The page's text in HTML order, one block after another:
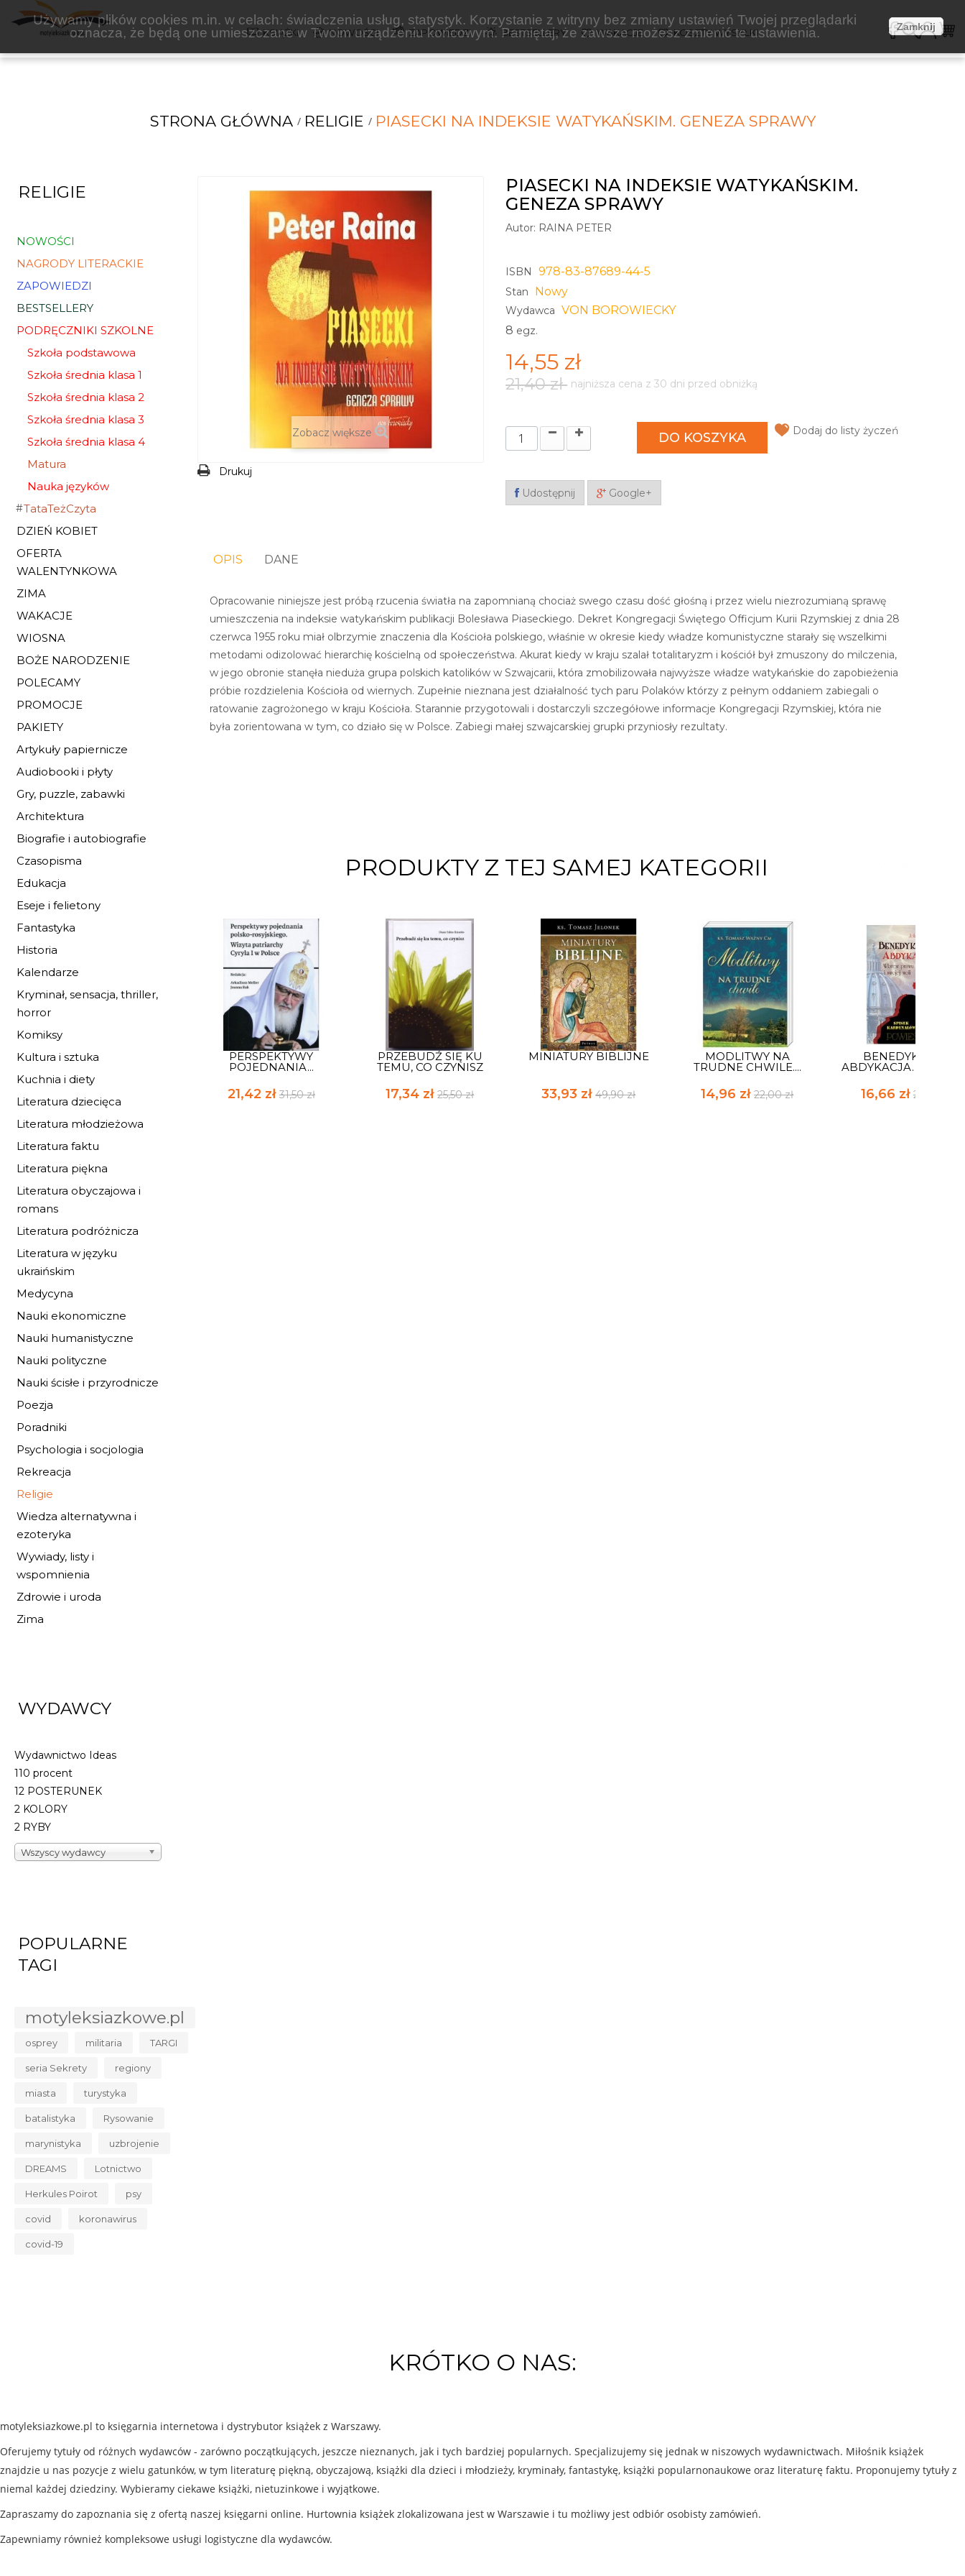
VON BOROWIECKY
Używamy plików cookies m.in. w celach: świadczenia usług, statystyk. Korzystanie z witryny bez zmiany ustawień Twojej przeglądarki
oznacza, że będą one umieszczane w Twoim urządzeniu końcowym. Pamiętaj, że zawsze możesz zmienić te ustawienia.
Zamknij
KSIĄŻKI NOWOŚCI ZAPOWIEDZI BESTSELLERY WAKACJE KOSZTY WYSYŁKI
STRONA GŁÓWNA RELIGIE PIASECKI NA INDEKSIE WATYKAŃSKIM. GENEZA SPRAWY
RELIGIE
NOWOŚCI
NAGRODY LITERACKIE
ZAPOWIEDZI
BESTSELLERY
PODRĘCZNIKI SZKOLNE
Szkoła podstawowa
Szkoła średnia klasa 1
Szkoła średnia klasa 2
Szkoła średnia klasa 3
Szkoła średnia klasa 4
Matura
Nauka języków
TataTeżCzyta
DZIEŃ KOBIET
OFERTA
WALENTYNKOWA
ZIMA
WAKACJE
WIOSNA
BOŻE NARODZENIE
POLECAMY
PROMOCJE
PAKIETY
Artykuły papiernicze
Audiobooki i płyty
Gry, puzzle, zabawki
Architektura
Biografie i autobiografie
Czasopisma
Edukacja
Eseje i felietony
Fantastyka
Historia
Kalendarze
Kryminał, sensacja, thriller,
horror
Komiksy
Kultura i sztuka
Kuchnia i diety
Literatura dziecięca
Literatura młodzieżowa
Literatura faktu
Literatura piękna
Literatura obyczajowa i
romans
Literatura podróżnicza
Literatura w języku
ukraińskim
Medycyna
Nauki ekonomiczne
Nauki humanistyczne
Nauki polityczne
Nauki ścisłe i przyrodnicze
Poezja
Poradniki
Psychologia i socjologia
Rekreacja
Religie
Wiedza alternatywna i
ezoteryka
Wywiady, listy i
wspomnienia
Zdrowie i uroda
Zima
WYDAWCY
Wydawnictwo Ideas
110 procent
12 POSTERUNEK
2 KOLORY
2 RYBY
Wszyscy wydawcy
POPULARNE
TAGI
motyleksiazkowe.pl
osprey militaria TARGI
seria Sekrety regiony
miasta turystyka
batalistyka Rysowanie
marynistyka uzbrojenie
DREAMS Lotnictwo
Herkules Poirot psy
covid koronawirus
covid-19
Zobacz większe
Drukuj
PIASECKI NA INDEKSIE WATYKAŃSKIM.
GENEZA SPRAWY
Autor: RAINA PETER
ISBN 978-83-87689-44-5
Stan Nowy
Wydawca VON BOROWIECKY
8 egz.
14,55 zł
21,40 zł najniższa cena z 30 dni przed obniżką
DO KOSZYKA Dodaj do listy życzeń
Udostępnij Google+
OPIS DANE
Opracowanie niniejsze jest próbą rzucenia światła na zapomnianą chociaż swego czasu dość głośną i przez wielu niezrozumianą sprawę
umieszczenia na indeksie watykańskim publikacji Bolesława Piaseckiego. Dekret Kongregacji Świętego Officjum Kurii Rzymskiej z dnia 28
czerwca 1955 roku miał olbrzymie znaczenia dla Kościoła polskiego, właśnie w okresie kiedy władze komunistyczne starały się wszelkimi
metodami odizolować hierarchię kościelną od społeczeństwa. Akurat kiedy w kraju szalał totalitaryzm i kościół był zmuszony do milczenia,
w jego obronie stanęła nieduża grupa polskich katolików w Szwajcarii, która zmobilizowała najwyższe władze watykańskie do zapobieżenia
próbie rozdzielenia Kościoła od wiernych. Zupełnie nieznana jest działalność tych paru Polaków którzy z pełnym oddaniem zabiegali o
ratowanie zagrożonego w kraju Kościoła. Starannie przygotowali i dostarczyli szczegółowe informacje Kongregacji Rzymskiej, która nie
była zorientowana w tym, co działo się w Polsce. Zabiegi małej szwajcarskiej grupki przyniosły rezultaty.
PRODUKTY Z TEJ SAMEJ KATEGORII
PERSPEKTYWY
POJEDNANIA...
21,42 zł 31,50 zł
PRZEBUDŹ SIĘ KU
TEMU, CO CZYNISZ
17,34 zł25,50 zł
MINIATURY BIBLIJNE
33,93 zł49,90 zł
MODLITWY NA
TRUDNE CHWILE....
14,96 zł22,00 zł
BENEDYKT XVI.
ABDYKACJA.
16,66 zł 24,50 zł
KRÓTKO O NAS:
motyleksiazkowe.pl to księgarnia internetowa i dystrybutor książek z Warszawy.
Oferujemy tytuły od różnych wydawców - zarówno początkujących, jeszcze nieznanych, jak i tych bardziej popularnych. Specjalizujemy się jednak w niszowych wydawnictwach. Miłośnik książek
znajdzie u nas pozycje z wielu gatunków, w tym literaturę piękną, obyczajową, książki dla dzieci i młodzieży, kryminały, fantastykę, książki popularnonaukowe oraz literaturę faktu. Proponujemy tytuły z
niemal każdej dziedziny. Wybieramy ciekawe książki, nietuzinkowe i wyjątkowe.
Zapraszamy do zapoznania się z ofertą naszej księgarni online. Hurtownia książek zlokalizowana jest w Warszawie i tu możliwy jest odbiór osobisty zamówień.
Zapewniamy również kompleksowe usługi logistyczne dla wydawców.